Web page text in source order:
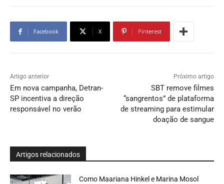
Facebook X Pinterest
Artigo anterior
Em nova campanha, Detran-
SP incentiva a direção
responsável no verão
Próximo artigo
SBT remove filmes
“sangrentos” de plataforma
de streaming para estimular
doação de sangue
Artigos relacionados
Como Maariana Hinkel e Marina Mosol